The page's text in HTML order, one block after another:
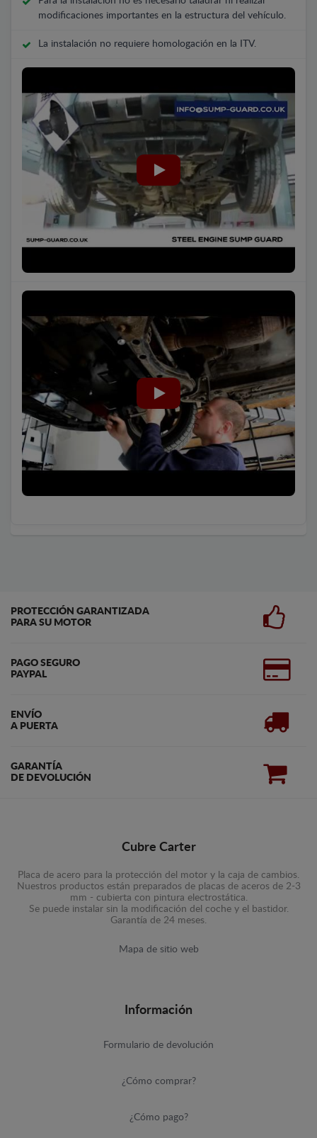
modificaciones importantes en la estructura del vehículo.
La instalación no requiere homologación en la ITV.
PROTECCIÓN GARANTIZADA
PARA SU MOTOR
PAGO SEGURO
PAYPAL
ENVÍO
A PUERTA
GARANTÍA
DE DEVOLUCIÓN
Cubre Carter
Placa de acero para la protección del motor y la caja de cambios.
Nuestros productos están preparados de placas de aceros de 2-3
mm - cubierta con pintura electrostática.
Se puede instalar sin la modificación del coche y el bastidor.
Garantía de 24 meses.
Mapa de sitio web
Información
Formulario de devolución
¿Cómo comprar?
¿Cómo pago?